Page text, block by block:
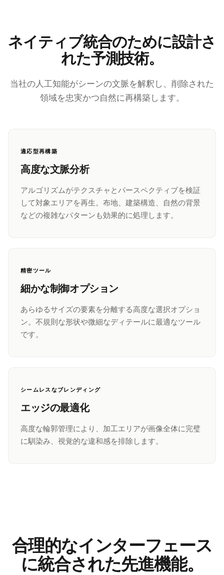
ネイティブ統合のために設計さ
れた予測技術。
当社の人工知能がシーンの文脈を解釈し、削除された
領域を忠実かつ自然に再構築します。
適応型再構築
高度な文脈分析
アルゴリズムがテクスチャとパースペクティブを検証
して対象エリアを再生。布地、建築構造、自然の背景
などの複雑なパターンも効果的に処理します。
精密ツール
細かな制御オプション
あらゆるサイズの要素を分離する高度な選択オプショ
ン。不規則な形状や微細なディテールに最適なツール
です。
シームレスなブレンディング
エッジの最適化
高度な輪郭管理により、加工エリアが画像全体に完璧
に馴染み、視覚的な違和感を排除します。
合理的なインターフェース
に統合された先進機能。